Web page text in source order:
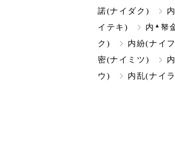
諾(ナイダク)
イテキ)
内 ▲ 帑
ク)
内紛(ナイ
密(ナイミツ)
ウ)
内乱(ナイ